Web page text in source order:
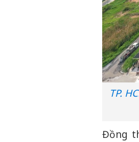
TP.
Đồng